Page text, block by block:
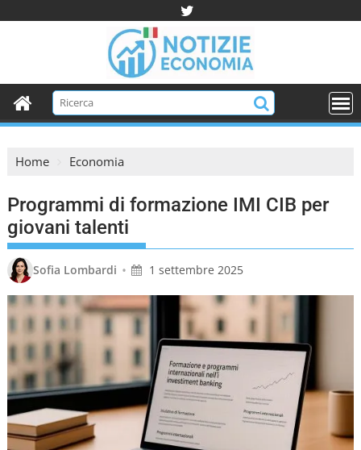
t
c
Home Economia
Programmi di formazione IMI CIB per
giovani talenti
Sofia Lombardi • 1 settembre 2025